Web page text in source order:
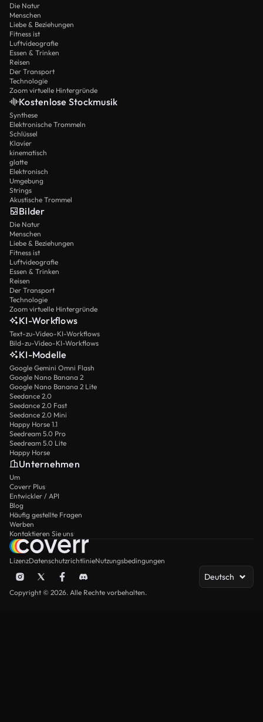
Die Natur
Menschen
Liebe & Beziehungen
Fitness ist
Luftvideografie
Essen & Trinken
Reisen
Der Transport
Technologie
Zoom virtuelle Hintergründe
Kostenlose Stockmusik
Synthese
Elektronische Trommeln
Schlüssel
Klavier
kinematisch
glatte
Elektronisch
Umgebung
Strings
Akustische Trommel
Bilder
Die Natur
Menschen
Liebe & Beziehungen
Fitness ist
Luftvideografie
Essen & Trinken
Reisen
Der Transport
Technologie
Zoom virtuelle Hintergründe
KI-Workflows
Text-zu-Video-KI-Workflows
Bild-zu-Video-KI-Workflows
KI-Modelle
Google Gemini Omni Flash
Google Nano Banana 2
Google Nano Banana 2 Lite
Seedance 2.0
Seedance 2.0 Fast
Seedance 2.0 Mini
Happy Horse 1.1
Seedream 5.0 Pro
Seedream 5.0 Lite
Happy Horse
Unternehmen
Um
Coverr Plus
Entwickler / API
Blog
Häufig gestellte Fragen
Werben
Kontaktieren Sie uns
LizenzDatenschutzrichtlinieNutzungsbedingungen
Deutsch
Copyright © 2026. Alle Rechte vorbehalten.